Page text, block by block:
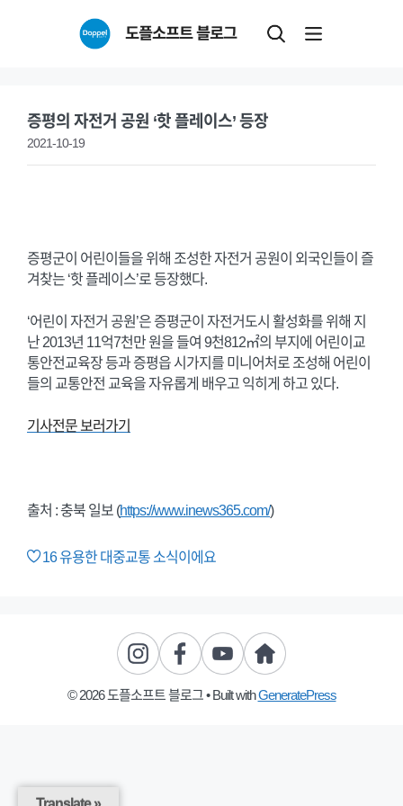
도플소프트 블로그
증평의 자전거 공원 ‘핫 플레이스’ 등장
2021-10-19
증평군이 어린이들을 위해 조성한 자전거 공원이 외국인들이 즐
겨찾는 ‘핫 플레이스’로 등장했다.
‘어린이 자전거 공원’은 증평군이 자전거도시 활성화를 위해 지
난 2013년 11억7천만 원을 들여 9천812㎡의 부지에 어린이교
통안전교육장 등과 증평읍 시가지를 미니어처로 조성해 어린이
들의 교통안전 교육을 자유롭게 배우고 익히게 하고 있다.
기사전문 보러가기
출처 : 충북 일보 (https://www.inews365.com/)
16유용한 대중교통 소식이에요
© 2026 도플소프트 블로그• Built withGeneratePress